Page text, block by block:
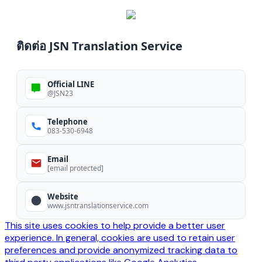
ติดต่อ JSN Translation Service
Official LINE
@JSN23
Telephone
083-530-6948
Email
[email protected]
Website
www.jsntranslationservice.com
This site uses cookies to help provide a better user
experience. In general, cookies are used to retain user
preferences and provide anonymized tracking data to